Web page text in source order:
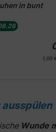
in bunt
1,00
Wunde